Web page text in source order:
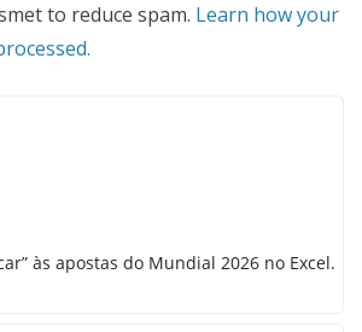
to reduce spam. Learn how your
às apostas do Mundial 2026 no Excel.